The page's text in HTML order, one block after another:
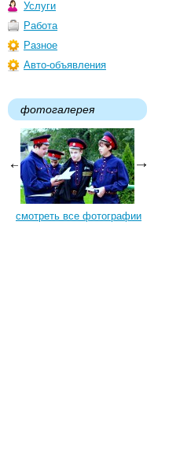
Услуги
Работа
Разное
Авто-объявления
фотогалерея
смотреть все фотографии